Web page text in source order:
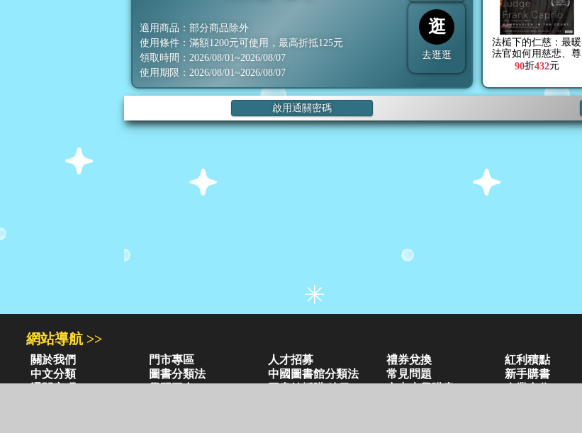
適用商品：部分商品除外
使用條件：滿額1200元可使用，最高折抵125元
領取時間：2026/08/01~2026/08/07
使用期限：2026/08/01~2026/08/07
逛
去逛逛
法槌下的仁慈：最暖
法官如何用慈悲、尊
重與理解扭轉人生
90折432元
啟用通關密碼
網站導航 >>
關於我們 門市專區 人才招募 禮券兌換
紅利積點
中文分類
圖書分類法 中國圖書館分類法 常見問題
新手購書